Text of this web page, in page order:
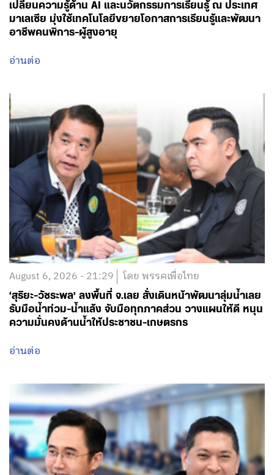
เปลี่ยนความรู้ด้าน AI และนวัตกรรมการเรียนรู้ ณ ประเทศ
มาเลเซีย มุ่งใช้เทคโนโลยีขยายโอกาสการเรียนรู้และพัฒนา
อาชีพคนพิการ-ผู้สูงอายุ
อ่านต่อ
August 6, 2026 - 21:29 โดย พรรคเพื่อไทย
‘สุริยะ-วัชระพล’ ลงพื้นที่ จ.เลย สั่งเดินหน้าพัฒนาลุ่มน้ำเลย
รับมือน้ำท่วม-น้ำแล้ง จับมือทุกภาคส่วน วางแผนให้ดี หนุน
ความมั่นคงด้านน้ำให้ประชาชน-เกษตรกร
อ่านต่อ